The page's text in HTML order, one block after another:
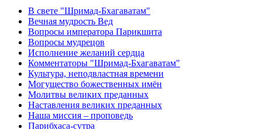
В свете "Шримад-Бхагаватам"
Вечная мудрость Вед
Вопросы императора Парикшита
Вопросы мудрецов
Исполнение желаний сердца
Комментаторы "Шримад-Бхагаватам"
Культура, неподвластная времени
Могущество божественных имён
Молитвы великих преданных
Наставления великих преданных
Наша миссия – проповедь
Парибхаса-сутра